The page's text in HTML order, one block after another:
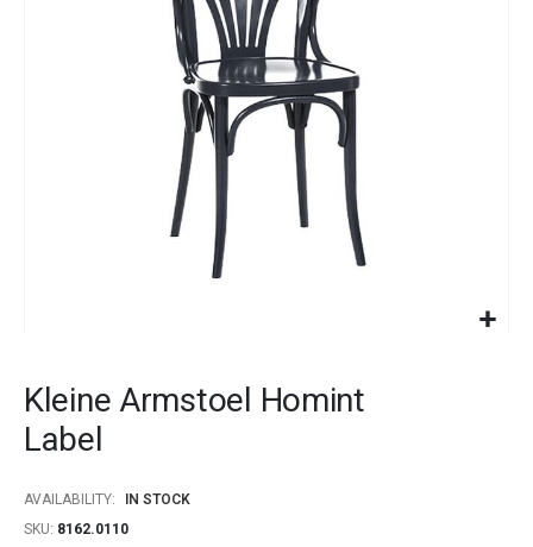
the
images
Kleine Armstoel Homint
Label
AVAILABILITY:
IN STOCK
SKU 8162.0110